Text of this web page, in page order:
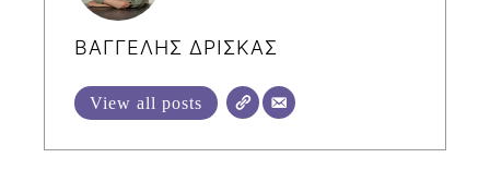
ΒΑΓΓΕΛΗΣ ΔΡΙΣΚΑΣ
View all posts